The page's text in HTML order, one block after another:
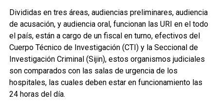
Divididas en tres áreas, audiencias preliminares, audiencia
de acusación, y audiencia oral, funcionan las URI en el todo
el país, están a cargo de un fiscal en turno, efectivos del
Cuerpo Técnico de Investigación (CTI) y la Seccional de
Investigación Criminal (Sijin), estos organismos judiciales
son comparados con las salas de urgencia de los
hospitales, las cuales deben estar en funcionamiento las
24 horas del día.